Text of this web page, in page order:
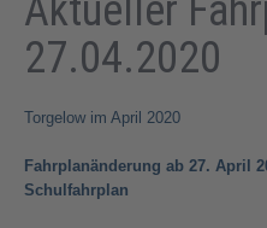
Aktueller
27.04.2020
Torgelow im April 2020
Fahrplanänderung ab 27. April
Schulfahrplan